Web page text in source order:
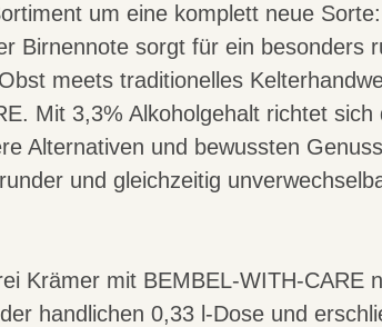
um eine komplett neue
Birnennote sorgt für ein besonders
meets traditionelles
Mit 3,3% Alkoholgehalt richtet
Alternativen und bewussten
und gleichzeitig
Krämer mit BEMBEL-WITH-CARE
handlichen 0,33 l-Dose und